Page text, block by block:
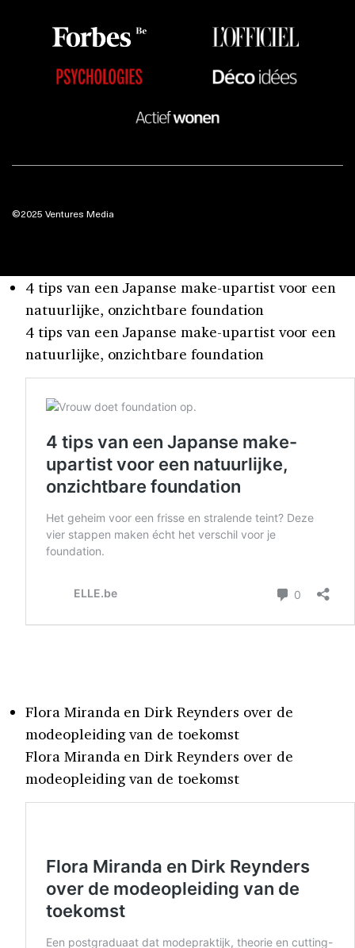
©2025 Ventures Media
4 tips van een Japanse make-upartist voor een
natuurlijke, onzichtbare foundation
4 tips van een Japanse make-upartist voor een
natuurlijke, onzichtbare foundation
Flora Miranda en Dirk Reynders over de
modeopleiding van de toekomst
Flora Miranda en Dirk Reynders over de
modeopleiding van de toekomst